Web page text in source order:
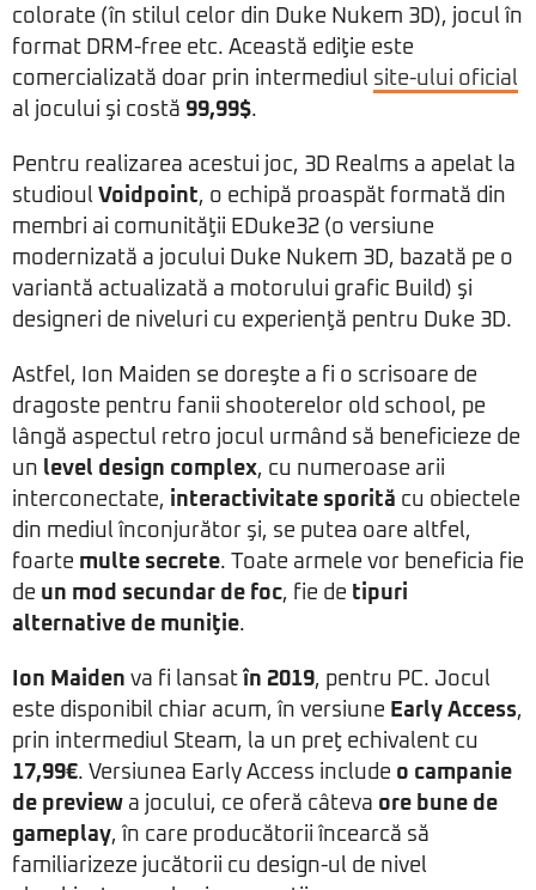
colorate (în stilul celor din Duke Nukem 3D), jocul în
format DRM-free etc. Această ediţie este
comercializată doar prin intermediul site-ului oficial
al jocului şi costă 99,99$.
Pentru realizarea acestui joc, 3D Realms a apelat la
studioul Voidpoint, o echipă proaspăt formată din
membri ai comunităţii EDuke32 (o versiune
modernizată a jocului Duke Nukem 3D, bazată pe o
variantă actualizată a motorului grafic Build) şi
designeri de niveluri cu experienţă pentru Duke 3D.
Astfel, Ion Maiden se doreşte a fi o scrisoare de
dragoste pentru fanii shooterelor old school, pe
lângă aspectul retro jocul urmând să beneficieze de
un level design complex, cu numeroase arii
interconectate, interactivitate sporită cu obiectele
din mediul înconjurător şi, se putea oare altfel,
foarte multe secrete. Toate armele vor beneficia fie
de un mod secundar de foc, fie de tipuri
alternative de muniţie.
Ion Maiden va fi lansat în 2019, pentru PC. Jocul
este disponibil chiar acum, în versiune Early Access,
prin intermediul Steam, la un preţ echivalent cu
17,99€. Versiunea Early Access include o campanie
de preview a jocului, ce oferă câteva ore bune de
gameplay, în care producătorii încearcă să
familiarizeze jucătorii cu design-ul de nivel